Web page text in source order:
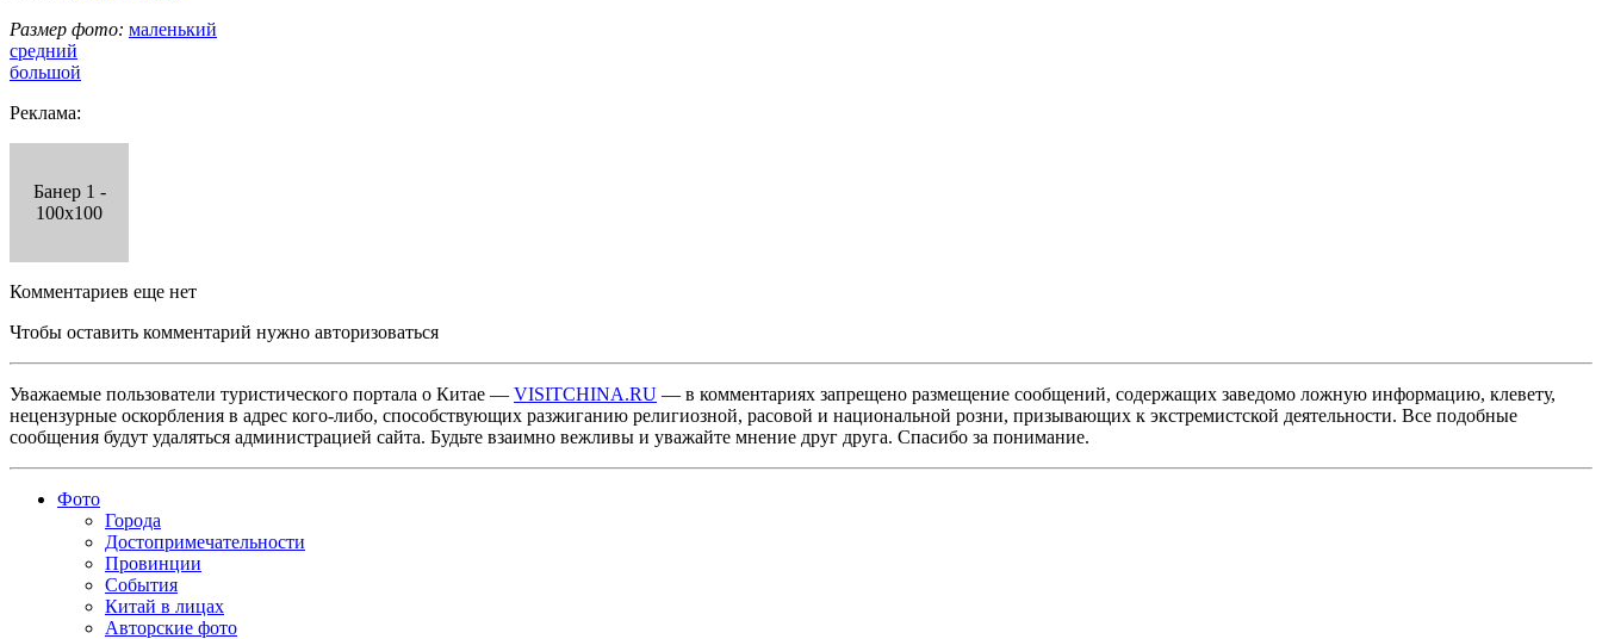
Размер фото: маленький
средний
большой
Реклама:
Банер 1 -
100x100
Комментариев еще нет
Чтобы оставить комментарий нужно авторизоваться
Уважаемые пользователи туристического портала о Китае — VISITCHINA.RU — в комментариях запрещено размещение сообщений, содержащих заведомо ложную информацию, клевету,
нецензурные оскорбления в адрес кого-либо, способствующих разжиганию религиозной, расовой и национальной розни, призывающих к экстремистской деятельности. Все подобные
сообщения будут удаляться администрацией сайта. Будьте взаимно вежливы и уважайте мнение друг друга. Спасибо за понимание.
Фото
Города
Достопримечательности
Провинции
События
Китай в лицах
Авторские фото